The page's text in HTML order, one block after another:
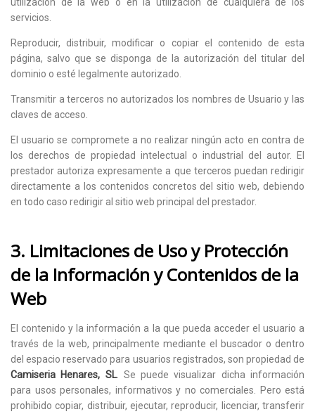
servicios.
Reproducir, distribuir, modificar o copiar el contenido de esta
página, salvo que se disponga de la autorización del titular del
dominio o esté legalmente autorizado.
Transmitir a terceros no autorizados los nombres de Usuario y las
claves de acceso.
El usuario se compromete a no realizar ningún acto en contra de
los derechos de propiedad intelectual o industrial del autor. El
prestador autoriza expresamente a que terceros puedan redirigir
directamente a los contenidos concretos del sitio web, debiendo
en todo caso redirigir al sitio web principal del prestador.
3. Limitaciones de Uso y Protección
de la Información y Contenidos de la
Web
El contenido y la información a la que pueda acceder el usuario a
través de la web, principalmente mediante el buscador o dentro
del espacio reservado para usuarios registrados, son propiedad de
Camiseria Henares, SL. Se puede visualizar dicha información
para usos personales, informativos y no comerciales. Pero está
prohibido copiar, distribuir, ejecutar, reproducir, licenciar, transferir